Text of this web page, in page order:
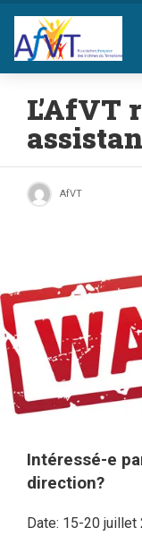
L’AfVT
AfVT
Intéressé-e
direction?
Date: 15-20 juillet